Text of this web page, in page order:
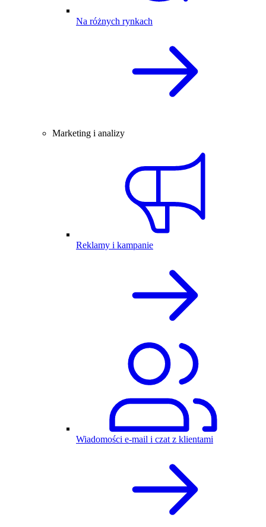
Na różnych rynkach
Marketing i analizy
Reklamy i kampanie
Wiadomości e-mail i czat z klientami